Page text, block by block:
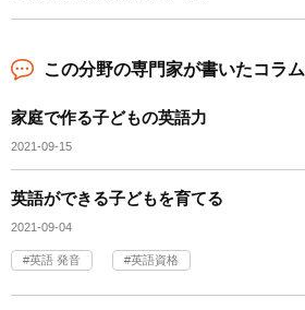
この分野の専門家が書いたコラム
家庭で作る子どもの英語力
2021-09-15
英語ができる子どもを育てる
2021-09-04
英語 発音 英語資格